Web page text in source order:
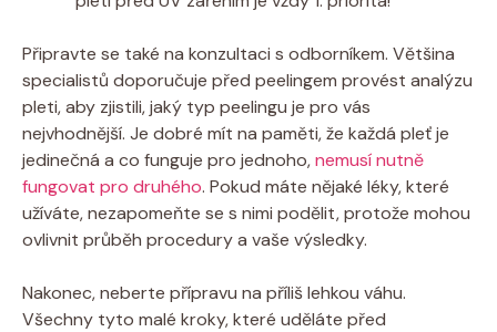
Připravte se také na konzultaci s odborníkem. Většina
specialistů doporučuje před peelingem provést analýzu
pleti, aby zjistili, jaký typ peelingu je pro vás
nejvhodnější. Je dobré mít na paměti, že každá pleť je
jedinečná a co funguje pro jednoho,nemusí nutně
fungovat pro druhého. Pokud máte nějaké léky, které
užíváte, nezapomeňte se s nimi podělit, protože mohou
ovlivnit průběh procedury a vaše výsledky.
Nakonec, neberte přípravu na příliš lehkou váhu.
Všechny tyto malé kroky, které uděláte před